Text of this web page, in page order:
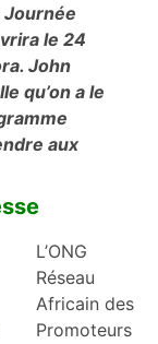
Journée
le 24
John
qu’on a le
aux
L’ONG
Réseau
Africain des
Promoteurs